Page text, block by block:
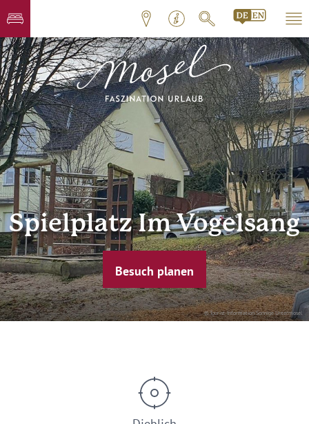
© Tourist-Information Sonnige Untermosel
Spielplatz Im Vogelsang
Besuch planen